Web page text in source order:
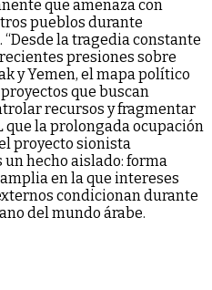
que amenaza con
pueblos durante
la tragedia constante
presiones sobre
y Yemen, el mapa político
que buscan
recursos y fragmentar
que la prolongada ocupación
proyecto sionista
un hecho aislado: forma
en la que intereses
condicionan durante
del mundo árabe.